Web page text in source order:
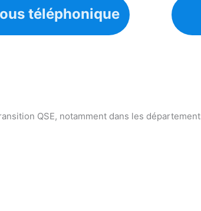
téléphonique
QSE, notamment dans les